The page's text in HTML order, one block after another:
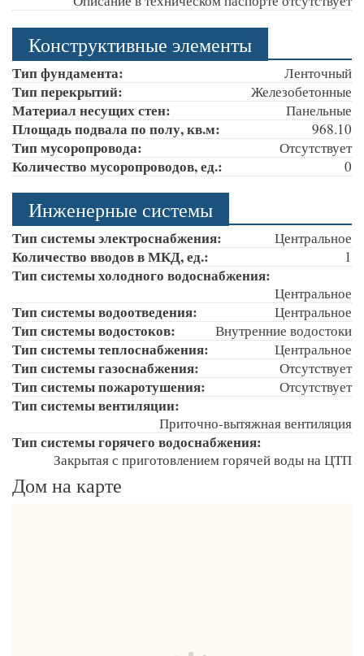
Конструктивные элементы
Тип фундамента: Ленточный
Тип перекрытий: Железобетонные
Материал несущих стен: Панельные
Площадь подвала по полу, кв.м: 968.10
Тип мусоропровода: Отсутствует
Количество мусоропроводов, ед.: 0
Инженерные системы
Тип системы электроснабжения: Центральное
Количество вводов в МКД, ед.: 1
Тип системы холодного водоснабжения:
Центральное
Тип системы водоотведения: Центральное
Тип системы водостоков: Внутренние водостоки
Тип системы теплоснабжения: Центральное
Тип системы газоснабжения: Отсутствует
Тип системы пожаротушения: Отсутствует
Тип системы вентиляции:
Приточно-вытяжная вентиляция
Тип системы горячего водоснабжения:
Закрытая с приготовлением горячей воды на ЦТП
Дом на карте